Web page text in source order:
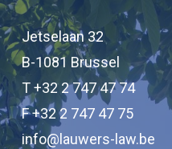
Jetselaan 32
B-1081 Brussel
T +32 2 747 47 74
F +32 2 747 47 75
info@lauwers-law.be